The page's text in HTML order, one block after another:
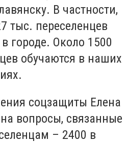
В частности,
тыс. переселенцев
городе. Около 1500
обучаются в наших
соцзащиты Елена
вопросы, связанные
– 2400 в